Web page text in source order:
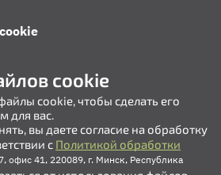
офис 41, 220089, г. Минск, Республика
cookie
cookie, чтобы сделать его
для вас.
вы даете согласие на обработку
с Политикой обработки